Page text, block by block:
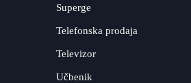
Superge
Telefonska prodaja
Televizor
Učbenik